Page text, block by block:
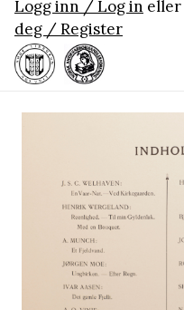
Logg inn / Log in eller
deg / Register